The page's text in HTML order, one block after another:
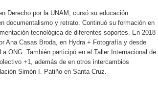
Derecho por la UNAM, cursó su educación
documentalismo y retrato. Continuó su formación en
tecnológica de diferentes soportes. En 2018
Ana Casas Broda, en Hydra + Fotografía y desde
ONG. También participó en el Taller Internacional de
+1, además de en otros intercambios
Simón I. Patiño en Santa Cruz.